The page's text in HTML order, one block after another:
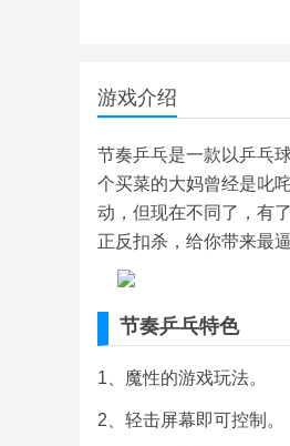
游戏介绍
节奏乒乓是一款以乒乓
个买菜的大妈曾经是叱
动，但现在不同了，有
正反扣杀，给你带来最
节奏乒乓特色
1、魔性的游戏玩法。
2、轻击屏幕即可控制。